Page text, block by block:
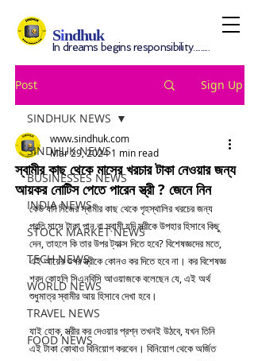
Sindhuk
In dreams begins responsibility.........
Post Sign Up
SINDHUK NEWS
BUSINESSES NEWS
INDIA NEWS
STOCK MARKET NEWS
TECH NEWS
WORLD NEWS
TRAVEL NEWS
FOOD NEWS
SINDHUK NEWS
স্বামীর কাছ থেকে মাসের খরচার টাকা নেওয়ার জন্য
আয়কর নোটিস পেতে পারেন স্ত্রী ? জেনে নিন
www.sindhuk.com
Mar 29, 2024 1 min read
কেউ যদি নিজের স্বামীর কাছ থেকে গৃহস্থালির খরচের জন্য
প্রতি মাসে টাকা পান বা স্বামী যদি স্ত্রীকে উপহার হিসাবে কিছু
দেন, তাহলে কি তার উপর ট্যাক্স দিতে হবে? বিশেষজ্ঞদের মতে,
এই আয়ের ওপর স্ত্রীকে কোনও কর দিতে হবে না। কর বিশেষজ্ঞ
শরদ কোহলি সিএনবিসি আওয়াজকে বলেছেন যে, এই অর্থ
শুধুমাত্র স্বামীর আয় হিসাবে দেখা হবে।
যাই হোক, স্ত্রীর কর দেওয়ার প্রশ্ন তখনই উঠবে, যখন তিনি
এই টাকা কোথাও বিনিয়োগ করবেন। বিনিয়োগ থেকে অর্জিত